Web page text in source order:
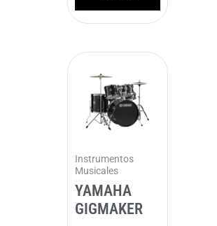
Instrumentos
Musicales
YAMAHA
GIGMAKER